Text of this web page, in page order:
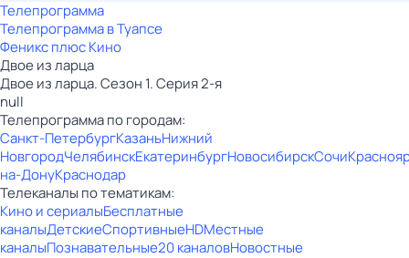
Телепрограмма
Телепрограмма в Туапсе
Феникс плюс Кино
Двое из ларца
Двое из ларца. Сезон 1. Серия 2-я
null
Телепрограмма по городам:
Санкт-ПетербургКазаньНижний
НовгородЧелябинскЕкатеринбургНовосибирскСочи
на-ДонуКраснодар
Телеканалы по тематикам:
Кино и сериалыБесплатные
каналыДетскиеСпортивныеHDМестные
каналыПознавательные20 каналовНовостные